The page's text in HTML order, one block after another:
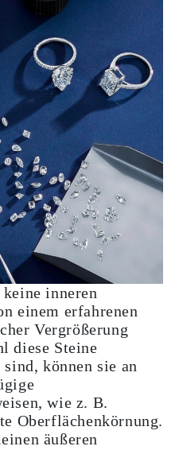
inneren
einem erfahrenen
Vergrößerung
diese Steine
können sie an
wie z. B.
Oberflächenkörnung.
äußeren